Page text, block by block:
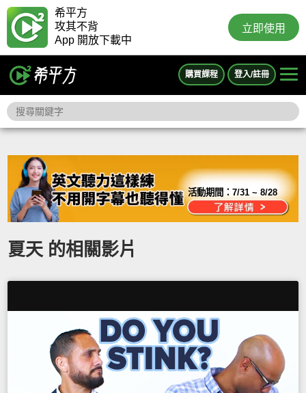
希平方
攻其不背
App 開放下載中
立即使用
購買課程 登入/註冊
活動期間：7/31 ~ 8/28
夏天 的相關影片